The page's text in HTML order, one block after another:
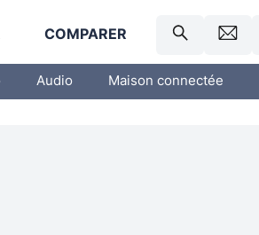
COMPARER
Audio Maison connectée